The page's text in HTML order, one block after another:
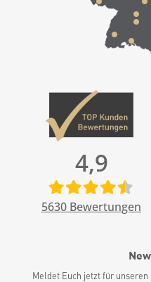
4,9
5630 Bewertungen
Meldet Euch jetzt für